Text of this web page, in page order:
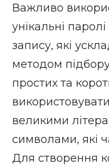
Важливо
унікальні
запису, які
методом
простих та
використовувати
великими
символами, які
Для створення